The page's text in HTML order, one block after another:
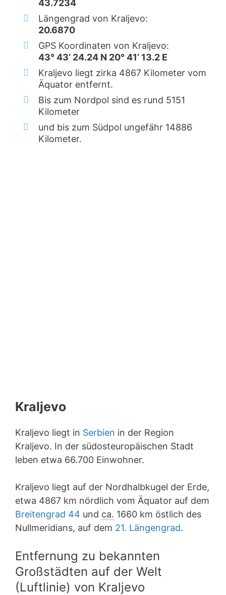
43.7234
Längengrad von Kraljevo:
20.6870
GPS Koordinaten von Kraljevo:
43° 43‘ 24.24 N 20° 41‘ 13.2 E
Kraljevo liegt zirka 4867 Kilometer vom
Äquator entfernt.
Bis zum Nordpol sind es rund 5151
Kilometer
und bis zum Südpol ungefähr 14886
Kilometer.
Kraljevo
Kraljevo liegt in Serbien in der Region
Kraljevo. In der südosteuropäischen Stadt
leben etwa 66.700 Einwohner.
Kraljevo liegt auf der Nordhalbkugel der Erde,
etwa 4867 km nördlich vom Äquator auf dem
Breitengrad 44 und ca. 1660 km östlich des
Nullmeridians, auf dem 21. Längengrad.
Entfernung zu bekannten
Großstädten auf der Welt
(Luftlinie) von Kraljevo